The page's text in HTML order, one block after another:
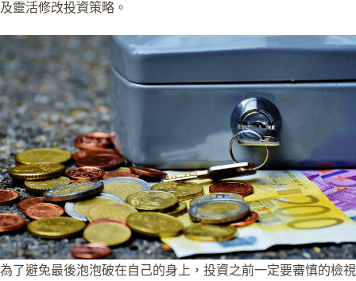
及靈活修改投資策略。
為了避免最後泡泡破在自己的身上，投資之前一定要審慎的檢視